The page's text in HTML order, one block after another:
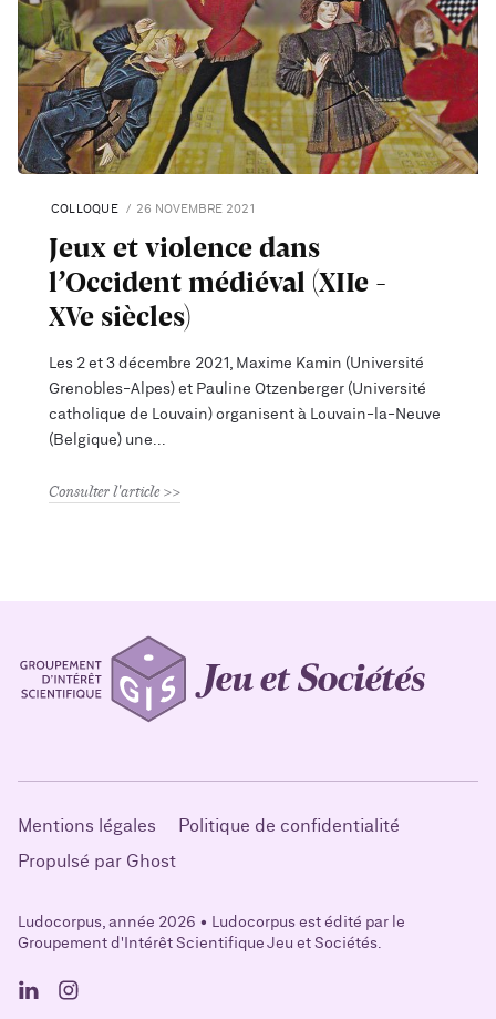
COLLOQUE 26 NOVEMBRE 2021
Jeux et violence dans
l’Occident médiéval (XIIe -
XVe siècles)
Les 2 et 3 décembre 2021, Maxime Kamin (Université
Grenobles-Alpes) et Pauline Otzenberger (Université
catholique de Louvain) organisent à Louvain-la-Neuve
(Belgique) une
Consulter l'article
Mentions légales
Politique de confidentialité
Propulsé par Ghost
Ludocorpus, année 2026 • Ludocorpus est édité par le
Groupement d'Intérêt Scientifique Jeu et Sociétés.